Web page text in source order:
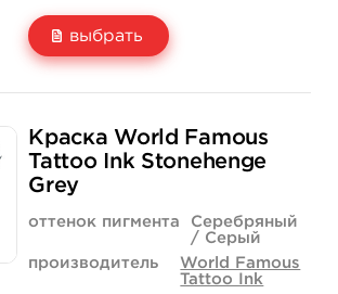
выбрать
850 руб.
купить
1 400 руб.
Краска World Famous
Tattoo Ink Stonehenge
Grey
оттенок пигмента
Серебряный
/ Серый
производитель
World Famous
Tattoo Ink